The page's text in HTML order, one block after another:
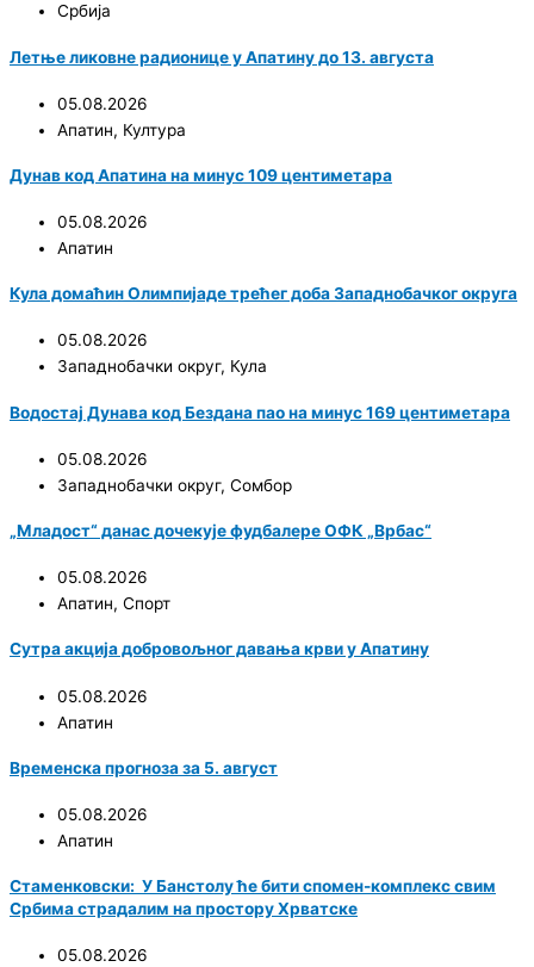
Србија
Летње ликовне радионице у Апатину до 13. августа
05.08.2026
Апатин, Култура
Дунав код Апатина на минус 109 центиметара
05.08.2026
Апатин
Кула домаћин Олимпијаде трећег доба Западнобачког округа
05.08.2026
Западнобачки округ, Кула
Водостај Дунава код Бездана пао на минус 169 центиметара
05.08.2026
Западнобачки округ, Сомбор
„Младост“ данас дочекује фудбалере ОФК „Врбас“
05.08.2026
Апатин, Спорт
Сутра акција добровољног давања крви у Апатину
05.08.2026
Апатин
Временска прогноза за 5. август
05.08.2026
Апатин
Стаменковски: У Банстолу ће бити спомен-комплекс свим
Србима страдалим на простору Хрватске
05.08.2026